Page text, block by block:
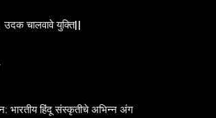
उदक चालवावे युक्ति||
भारतीय हिंदू संस्कृतीचे अभिन्न अंग